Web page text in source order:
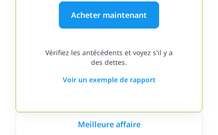
Acheter maintenant
Vérifiez les antécédents et voyez s'il y a
des dettes.
Voir un exemple de rapport
Meilleure affaire